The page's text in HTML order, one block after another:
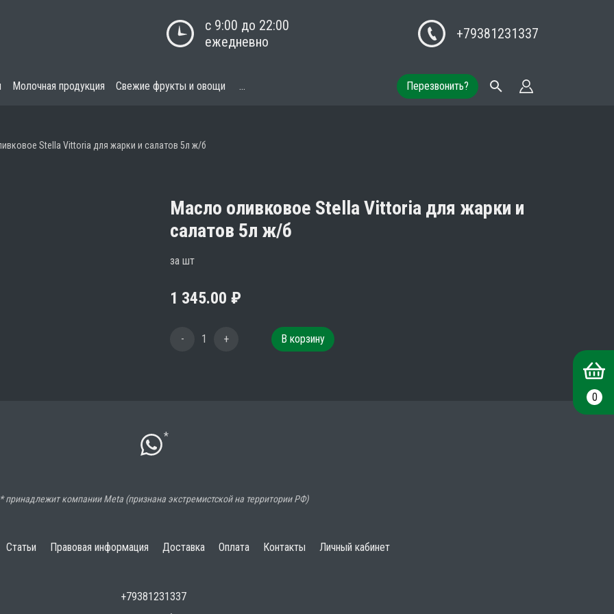
с 9:00 до 22:00
ежедневно
+79381231337
Молочная продукция Свежие фрукты и овощи ... Перезвонить?
Stella Vittoria для жарки и салатов 5л ж/б
Масло оливковое Stella Vittoria для жарки и
салатов 5л ж/б
за шт
1 345.00 ₽
- 1 + В корзину
*
* принадлежит компании Meta (признана экстремистской на территории РФ)
Статьи Правовая информация Доставка Оплата Контакты Личный кабинет
+79381231337
0